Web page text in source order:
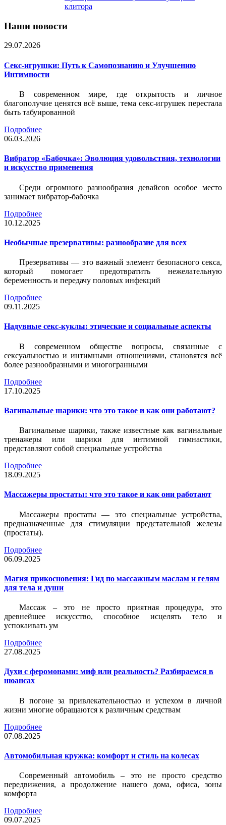
клитора
Наши новости
29.07.2026
Секс-игрушки: Путь к Самопознанию и Улучшению
Интимности
В современном мире, где открытость и личное
благополучие ценятся всё выше, тема секс-игрушек перестала
быть табуированной
Подробнее
06.03.2026
Вибратор «Бабочка»: Эволюция удовольствия, технологии
и искусство применения
Среди огромного разнообразия девайсов особое место
занимает вибратор-бабочка
Подробнее
10.12.2025
Необычные презервативы: разнообразие для всех
Презервативы — это важный элемент безопасного секса,
который помогает предотвратить нежелательную
беременность и передачу половых инфекций
Подробнее
09.11.2025
Надувные секс-куклы: этические и социальные аспекты
В современном обществе вопросы, связанные с
сексуальностью и интимными отношениями, становятся всё
более разнообразными и многогранными
Подробнее
17.10.2025
Вагинальные шарики: что это такое и как они работают?
Вагинальные шарики, также известные как вагинальные
тренажеры или шарики для интимной гимнастики,
представляют собой специальные устройства
Подробнее
18.09.2025
Массажеры простаты: что это такое и как они работают
Массажеры простаты — это специальные устройства,
предназначенные для стимуляции предстательной железы
(простаты).
Подробнее
06.09.2025
Магия прикосновения: Гид по массажным маслам и гелям
для тела и души
Массаж – это не просто приятная процедура, это
древнейшее искусство, способное исцелять тело и
успокаивать ум
Подробнее
27.08.2025
Духи с феромонами: миф или реальность? Разбираемся в
нюансах
В погоне за привлекательностью и успехом в личной
жизни многие обращаются к различным средствам
Подробнее
07.08.2025
Автомобильная кружка: комфорт и стиль на колесах
Современный автомобиль – это не просто средство
передвижения, а продолжение нашего дома, офиса, зоны
комфорта
Подробнее
09.07.2025